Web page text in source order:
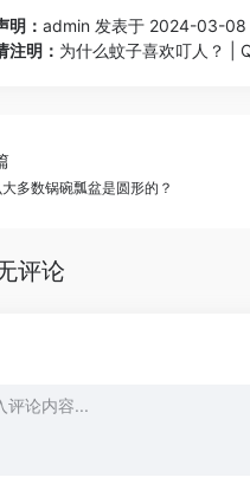
明： admin 发表于 2024-03-08
注明： 为什么蚊子喜欢叮人？ |
多数锅碗瓢盆是圆形的？
评论